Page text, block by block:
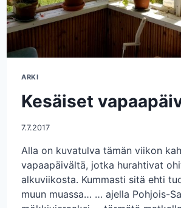
ARKI
Kesäiset
7.7.2017
Alla on kuvatulva tämän viikon
vapaapäivältä, jotka hurahtivat
alkuviikosta. Kummasti sitä ehti
muun muassa… … ajella Pohjois-